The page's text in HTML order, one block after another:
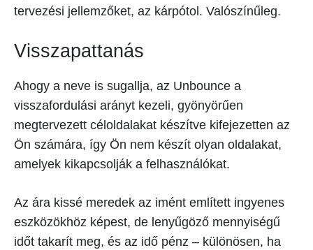
tervezési jellemzőket, az kárpótol. Valószínűleg.
Visszapattanás
Ahogy a neve is sugallja, az Unbounce a
visszafordulási arányt kezeli, gyönyörűen
megtervezett céloldalakat készítve kifejezetten az
Ön számára, így Ön nem készít olyan oldalakat,
amelyek kikapcsolják a felhasználókat.
Az ára kissé meredek az imént említett ingyenes
eszközökhöz képest, de lenyűgöző mennyiségű
időt takarít meg, és az idő pénz – különösen, ha